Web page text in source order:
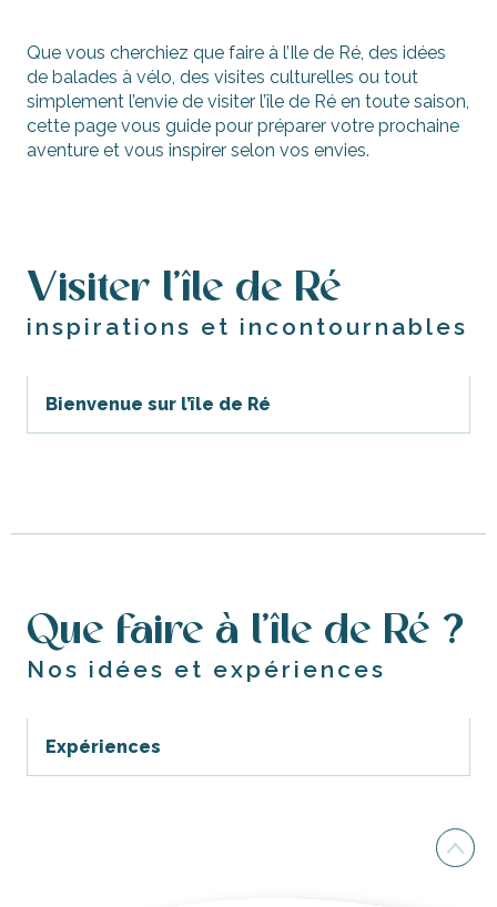
Que vous cherchiez que faire à l’Ile de Ré, des idées
de balades à vélo, des visites culturelles ou tout
simplement l’envie de visiter l’île de Ré en toute saison,
cette page vous guide pour préparer votre prochaine
aventure et vous inspirer selon vos envies.
Visiter l’île de Ré
inspirations et incontournables
Bienvenue sur l’île de Ré
Que faire à l’île de Ré ?
Nos idées et expériences
Expériences